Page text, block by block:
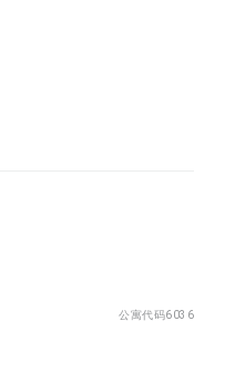
公寓代码6036